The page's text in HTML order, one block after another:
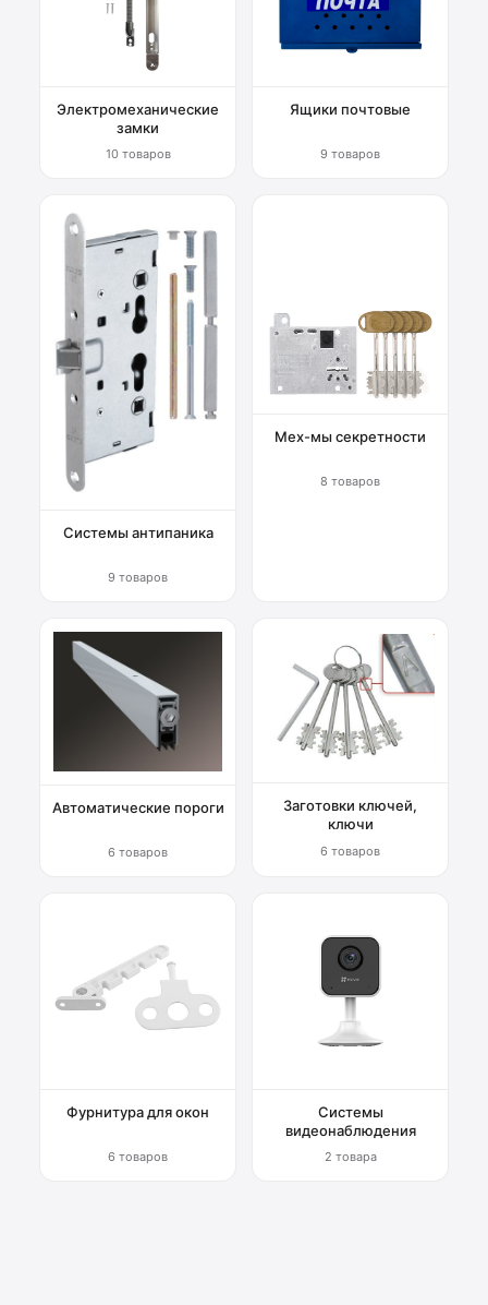
Электромеханические
замки
10 товаров
Ящики почтовые
9 товаров
Системы антипаника
9 товаров
Мех-мы секретности
8 товаров
Автоматические пороги
6 товаров
Заготовки ключей,
ключи
6 товаров
Фурнитура для окон
6 товаров
Системы
видеонаблюдения
2 товара